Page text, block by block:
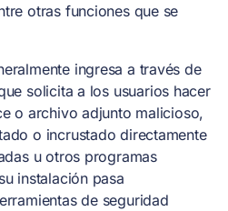
otras funciones que se
ingresa a través de
solicita a los usuarios hacer
o archivo adjunto malicioso,
o incrustado directamente
u otros programas
instalación pasa
de seguridad